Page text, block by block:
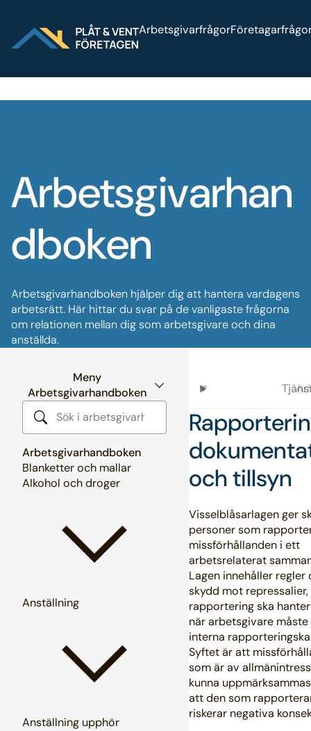
Arbetsgivarfrågor
Arbetsgivarhan
dboken
Arbetsgivarhandboken hjälper dig att hantera vardagens
arbetsrätt. Här hittar du svar på de vanligaste frågorna
om relationen mellan dig som arbetsgivare och dina
anställda.
Meny
Arbetsgivarhandboken
Sök i arbetsgivarhandboken
Arbetsgivarhandboken
Blanketter och mallar
Alkohol och droger
Anställning
Anställning upphör
och tillsyn
Visselblåsarlagen ger
personer som
missförhållanden i ett
arbetsrelaterat
Lagen innehåller regler
skydd mot repressalier,
rapportering ska
när arbetsgivare måste
interna
Syftet är att
som är av
kunna
att den som
riskerar negativa